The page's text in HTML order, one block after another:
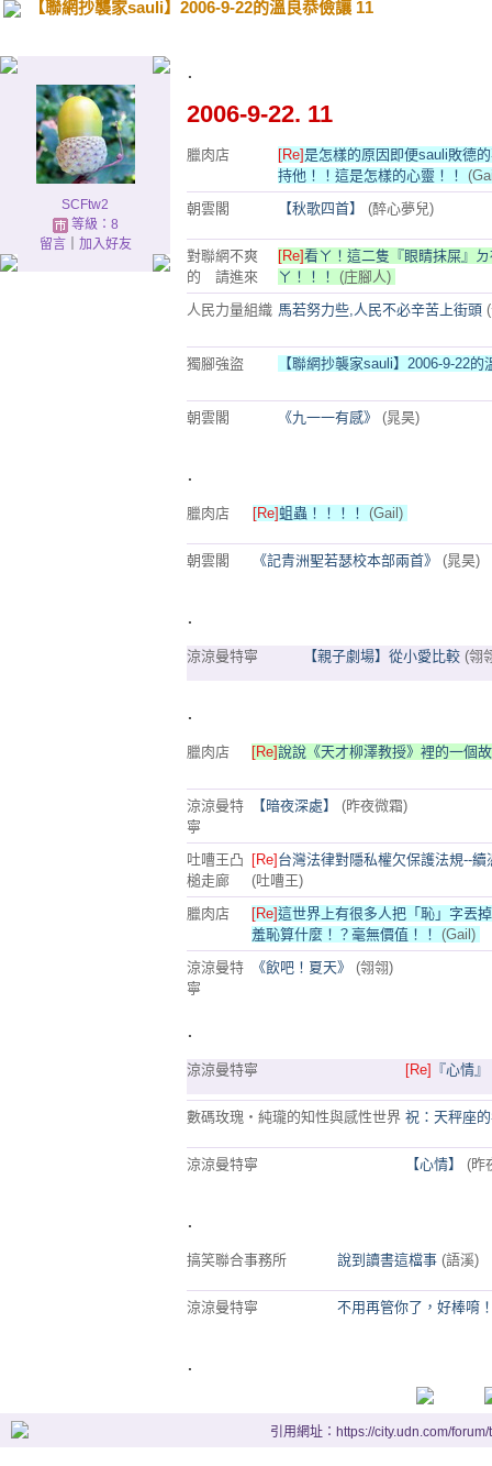
【聯網抄襲家sauli】2006-9-22的溫良恭儉讓 11
SCFtw2
等級：8
留言｜ 加入好友
.
2006-9-22. 11
臘肉店 [Re]是怎樣的原因即便sauli敗德
持他！！這是怎樣的心靈！！
朝雲閣
【秋歌四首】 (醉心夢兒)
對聯網不爽
的 請進來
[Re]看ㄚ！這二隻『眼睛抹屎』
ㄚ！！！ (庄腳人)
人民力量組織 馬若努力些,人民不必辛苦上街頭
獨腳強盜 【聯網抄襲家sauli】2006-9-22的
朝雲閣 《九一一有感》 (晁昊)
.
臘肉店 [Re] 蛆蟲！！！！ (Gail)
朝雲閣 《記青洲聖若瑟校本部兩首》 (晁昊)
.
涼涼曼特寧 【親子劇場】從小愛比較 (翎
.
臘肉店 [Re]說說《天才柳澤教授》裡的一個
涼涼曼特
寧
【暗夜深處】 (昨夜微霜)
吐嘈王凸
槌走廊
[Re] 台灣法律對隱私權欠保護法規--
(吐嘈王)
臘肉店
[Re]這世界上有很多人把「恥」字丟
羞恥算什麼！？毫無價值！！ (Gail)
涼涼曼特
寧
《飲吧！夏天》 (翎翎)
.
涼涼曼特寧 [Re] 『心情』
數碼玫瑰‧純瓏的知性與感性世界 祝：天秤座
涼涼曼特寧 【心情】 (昨
.
搞笑聯合事務所 說到讀書這檔事 (語溪)
涼涼曼特寧 不用再管你了，好棒唷
.
引用網址：https://city.udn.com/